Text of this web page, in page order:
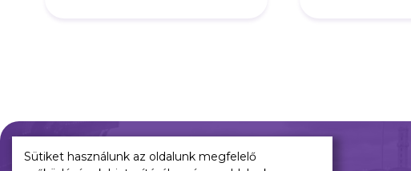
Sütiket használunk az oldalunk megfelelő